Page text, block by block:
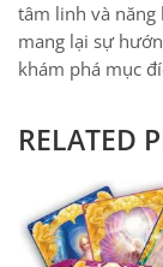
tâm linh và năng
mang lại sự
khám phá mục
RELATED